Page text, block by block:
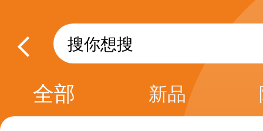
全部 新品